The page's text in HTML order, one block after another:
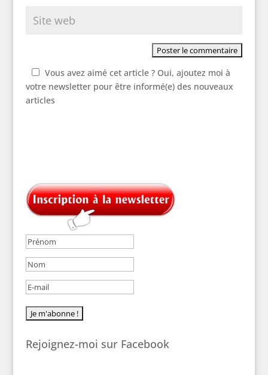
Vous avez aimé cet article ? Oui, ajoutez moi à
votre newsletter pour être informé(e) des nouveaux
articles
Rejoignez-moi sur Facebook